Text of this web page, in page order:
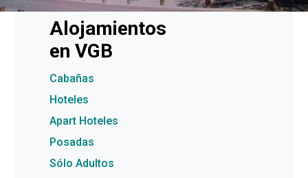
Alojamientos
en VGB
Cabañas
Hoteles
Apart Hoteles
Posadas
Sólo Adultos